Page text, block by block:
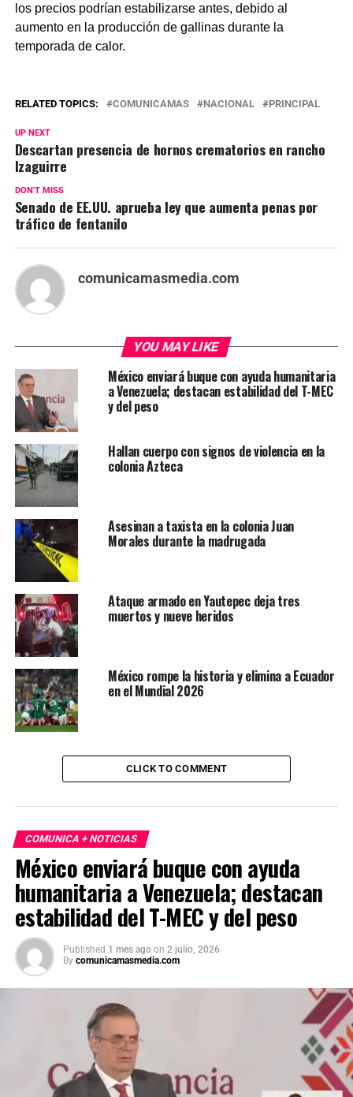
los precios podrían estabilizarse antes, debido al
aumento en la producción de gallinas durante la
temporada de calor.
RELATED TOPICS: COMUNICAMAS NACIONAL PRINCIPAL
UP NEXT
Descartan presencia de hornos crematorios en rancho
Izaguirre
DON'T MISS
Senado de EE.UU. aprueba ley que aumenta penas por
tráfico de fentanilo
comunicamasmedia.com
YOU MAY LIKE
México enviará buque con ayuda humanitaria
a Venezuela; destacan estabilidad del T-MEC
y del peso
Hallan cuerpo con signos de violencia en la
colonia Azteca
Asesinan a taxista en la colonia Juan
Morales durante la madrugada
Ataque armado en Yautepec deja tres
muertos y nueve heridos
México rompe la historia y elimina a Ecuador
en el Mundial 2026
CLICK TO COMMENT
COMUNICA + NOTICIAS
México enviará buque con ayuda
humanitaria a Venezuela; destacan
estabilidad del T-MEC y del peso
Published 1 mes ago on 2 julio, 2026
By comunicamasmedia.com